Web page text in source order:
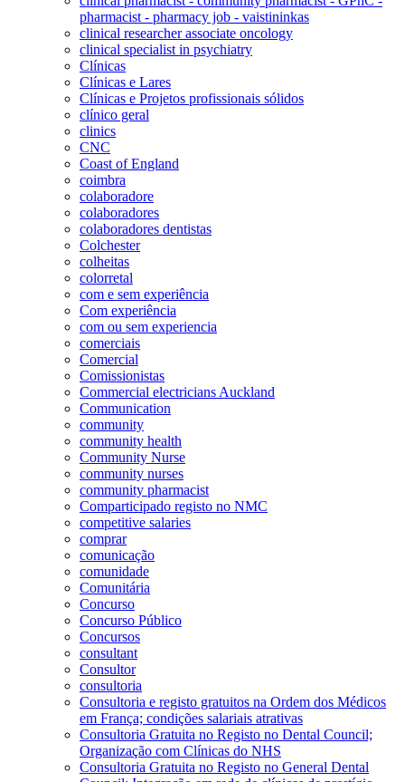
pharmacist - pharmacy job - vaistininkas
clinical researcher associate oncology
clinical specialist in psychiatry
Clínicas
Clínicas e Lares
Clínicas e Projetos profissionais sólidos
clínico geral
clinics
CNC
Coast of England
coimbra
colaboradore
colaboradores
colaboradores dentistas
Colchester
colheitas
colorretal
com e sem experiência
Com experiência
com ou sem experiencia
comerciais
Comercial
Comissionistas
Commercial electricians Auckland
Communication
community
community health
Community Nurse
community nurses
community pharmacist
Comparticipado registo no NMC
competitive salaries
comprar
comunicação
comunidade
Comunitária
Concurso
Concurso Público
Concursos
consultant
Consultor
consultoria
Consultoria e registo gratuitos na Ordem dos Médicos
em França; condições salariais atrativas
Consultoria Gratuita no Registo no Dental Council;
Organização com Clínicas do NHS
Consultoria Gratuita no Registo no General Dental